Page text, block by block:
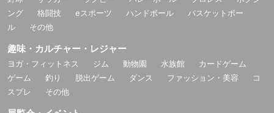
ング
格闘技 eスポーツ ハンドボール
バスケットボー
ル
その他
趣味・カルチャー・レジャー
ヨガ・フィットネス ジム 動物園 水族館
カードゲーム
ゲーム
釣り 脱出ゲーム ダンス ファッション・美容
コ
スプレ
その他